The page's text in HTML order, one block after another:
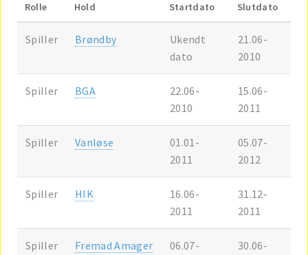
Rolle Hold Startdato Slutdato
Spiller Brøndby
Ukendt
dato
21.06-
2010
Spiller BGA
22.06-
2010
15.06-
2011
Spiller Vanløse
01.01-
2011
05.07-
2012
Spiller HIK
16.06-
2011
31.12-
2011
Spiller Fremad Amager
06.07-
30.06-